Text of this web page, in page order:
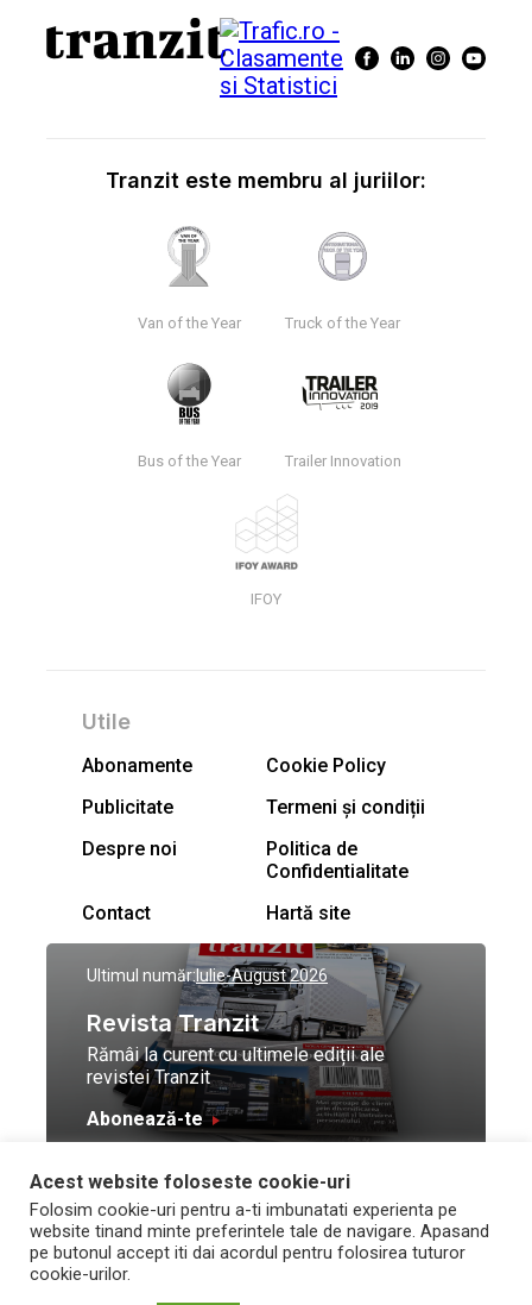
Tranzit este membru al juriilor:
Van of the Year Truck of the Year
Bus of the Year Trailer Innovation
IFOY
Utile
Abonamente
Cookie Policy
Publicitate
Termeni și condiții
Despre noi
Politica de
Confidentialitate
Contact
Hartă site
Ultimul număr:Iulie-August 2026
Revista Tranzit
Rămâi la curent cu ultimele ediții ale
revistei Tranzit
Abonează-te
© Toate drepturile
rezervate Trafic Media
2026
Design by
and development by Neo
Vision Technologies
Acest website foloseste cookie-uri
Folosim cookie-uri pentru a-ti imbunatati experienta pe
website tinand minte preferintele tale de navigare. Apasand
pe butonul accept iti dai acordul pentru folosirea tuturor
cookie-urilor.